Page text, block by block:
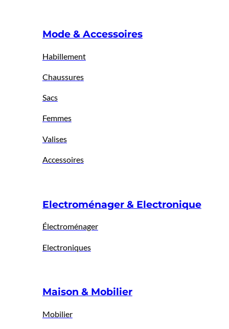
Mode & Accessoires
Habillement
Chaussures
Sacs
Femmes
Valises
Accessoires
Electroménager & Electronique
Électroménager
Electroniques
Maison & Mobilier
Mobilier